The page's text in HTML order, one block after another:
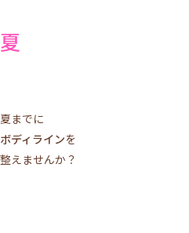
夏
夏までに
ボディラインを
整えませんか？